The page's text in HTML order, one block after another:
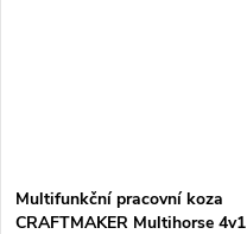
Multifunkční pracovní koza
CRAFTMAKER Multihorse 4v1